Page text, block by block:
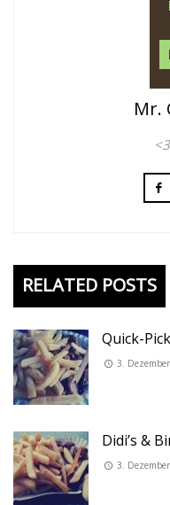
Mr.
RELATED POSTS
Quick-
3.
Didi’s &
3.